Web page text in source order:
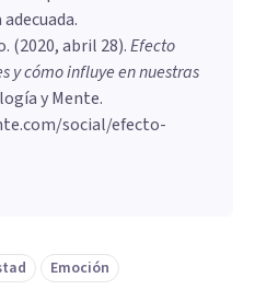
. (2020, abril 28).Efecto
y cómo influye en nuestras
y Mente.
social/efecto-
Emoción